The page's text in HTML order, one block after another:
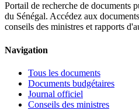
Portail de recherche de documents
du Sénégal. Accédez aux
conseils des ministres et rapports
Navigation
Tous les documents
Documents budgétaires
Journal officiel
Conseils des ministres